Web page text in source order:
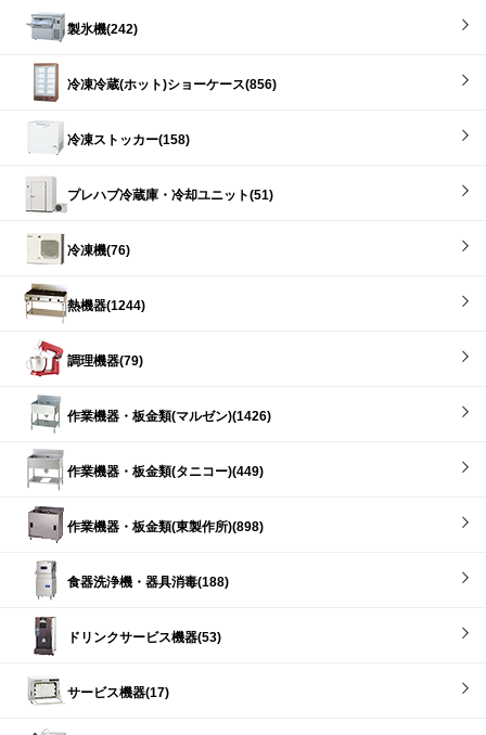
製氷機(242)
冷凍冷蔵(ホット)ショーケース(856)
冷凍ストッカー(158)
プレハブ冷蔵庫・冷却ユニット(51)
冷凍機(76)
熱機器(1244)
調理機器(79)
作業機器・板金類(マルゼン)(1426)
作業機器・板金類(タニコー)(449)
作業機器・板金類(東製作所)(898)
食器洗浄機・器具消毒(188)
ドリンクサービス機器(53)
サービス機器(17)